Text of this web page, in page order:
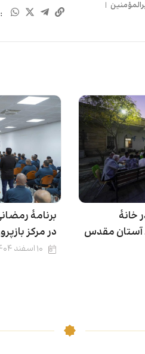
|
خانۀ
آستان مقدس
برنامۀ
در مرکز
۱۰ اسفند ۱۴۰۴